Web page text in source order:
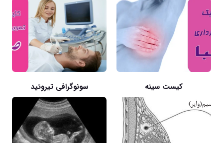
کیست سینه سونوگرافی تیروئید